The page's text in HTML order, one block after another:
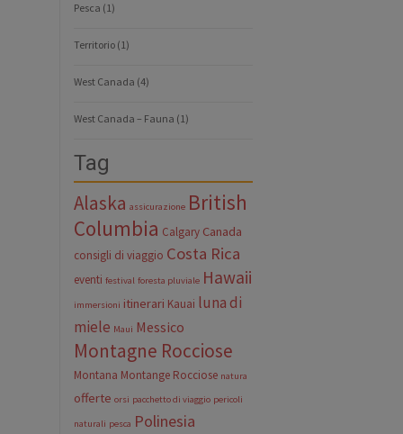
Pesca (1)
Territorio (1)
West Canada (4)
West Canada – Fauna (1)
Tag
Alaska assicurazione British
Columbia Calgary Canada
consigli di viaggio Costa Rica
eventi festival foresta pluviale Hawaii
immersioni itinerari Kauai luna di
miele Maui Messico
Montagne Rocciose
Montana Montange Rocciose natura
offerte orsi pacchetto di viaggio pericoli
naturali pesca Polinesia